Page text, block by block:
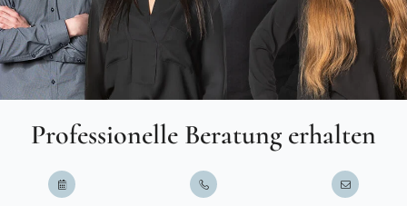
Professionelle Beratung erhalten